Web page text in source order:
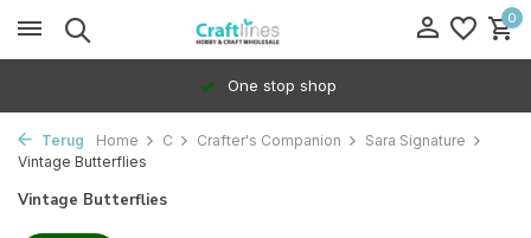
0
One stop shop
Terug Home C Crafter's Companion
Sara Signature
Vintage Butterflies
Vintage Butterflies